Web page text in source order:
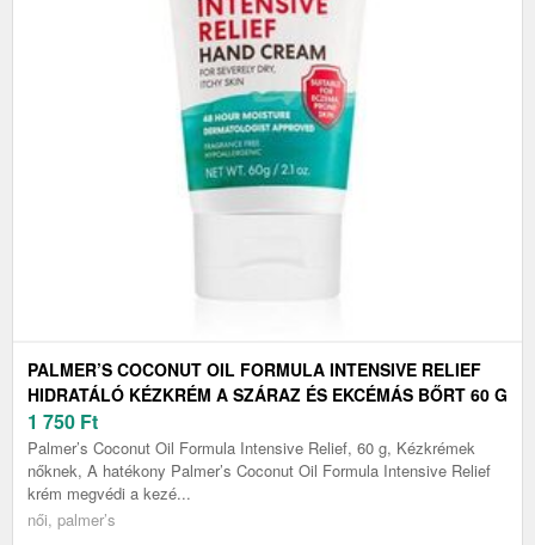
PALMER’S COCONUT OIL FORMULA INTENSIVE RELIEF
HIDRATÁLÓ KÉZKRÉM A SZÁRAZ ÉS EKCÉMÁS BŐRT 60 G
1 750 Ft
Palmer’s Coconut Oil Formula Intensive Relief, 60 g, Kézkrémek
nőknek, A hatékony Palmer’s Coconut Oil Formula Intensive Relief
krém megvédi a kezé...
női, palmer’s